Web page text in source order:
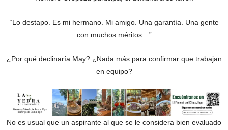
“Lo destapo. Es mi hermano. Mi amigo. Una garantía. Una gente
con muchos méritos…”
¿Por qué declinaría May? ¿Nada más para confirmar que trabajan
en equipo?
No es usual que un aspirante al que se le considera bien evaluado